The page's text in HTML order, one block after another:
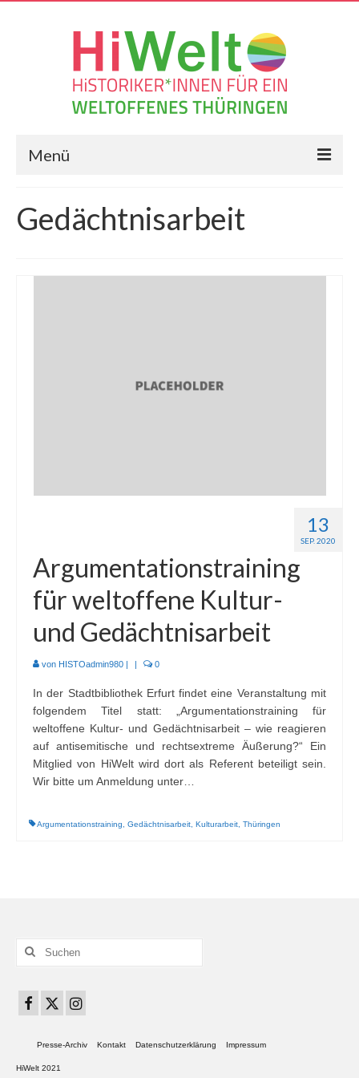
Menü
Frag Historiker*innen
Gedächtnisarbeit
13
SEP. 2020
Argumentationstraining
für weltoffene Kultur-
und Gedächtnisarbeit
von HISTOadmin980 | | 0
In der Stadtbibliothek Erfurt findet eine Veranstaltung mit
folgendem Titel statt: „Argumentationstraining für
weltoffene Kultur- und Gedächtnisarbeit – wie reagieren
auf antisemitische und rechtsextreme Äußerung?“ Ein
Mitglied von HiWelt wird dort als Referent beteiligt sein.
Wir bitte um Anmeldung unter…
Argumentationstraining Gedächtnisarbeit Kulturarbeit Thüringen
Suchen
Presse-Archiv Kontakt Datenschutzerklärung Impressum
HiWelt 2021